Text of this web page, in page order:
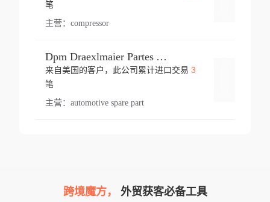
笔
主营： compressor
Dpm Draexlmaier Partes Automotrices Corr Ind Huejotzingo
来自美国的客户，此公司累计进口交易 3
笔
主营： automotive spare part
跨境魔方， 外贸获客必备工具